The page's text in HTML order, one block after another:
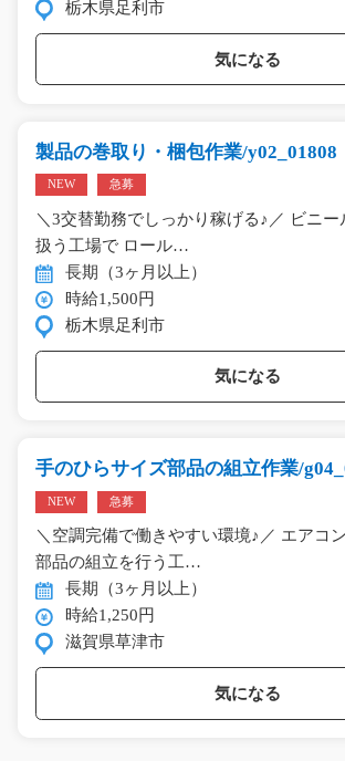
栃木県足利市
気になる
製品の巻取り・梱包作業/y02_01808
NEW 急募
＼3交替勤務でしっかり稼げる♪／ ビニー
扱う工場で ロール…
長期（3ヶ月以上）
時給1,500円
栃木県足利市
気になる
手のひらサイズ部品の組立作業/
NEW 急募
＼空調完備で働きやすい環境♪／ エアコ
部品の組立を行う工…
長期（3ヶ月以上）
時給1,250円
滋賀県草津市
気になる